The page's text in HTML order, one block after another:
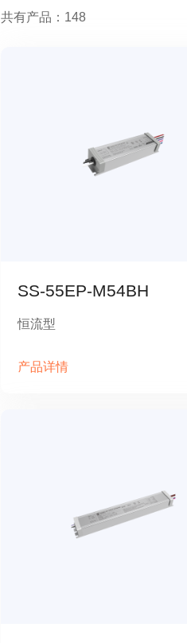
共有产品：148
SS-55EP-M54BH
恒流型
产品详情